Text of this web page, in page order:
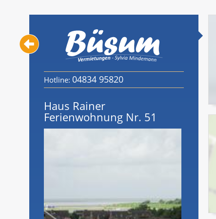
Hotline: 04834 95820
Haus Rainer
Ferienwohnung Nr. 51